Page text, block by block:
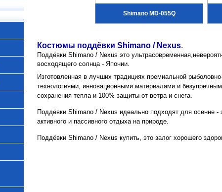
Shimano MD-055Q
Костюмы поддёвки Shimano / Nexus.
Поддёвки Shimano / Nexus это
восходящего солнца - Японии.
Изготовленная в лучших традициях премиальной
технологиями, инновационными материалами и
сохранения тепла и 100% защиты от ветра и снега.
Поддёвки Shimano / Nexus идеально подходят для осенне
активного и пассивного отдыха на природе.
Поддёвки Shimano / Nexus купить, это залог хорошего